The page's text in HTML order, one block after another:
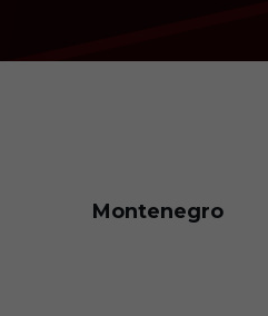
Montenegro